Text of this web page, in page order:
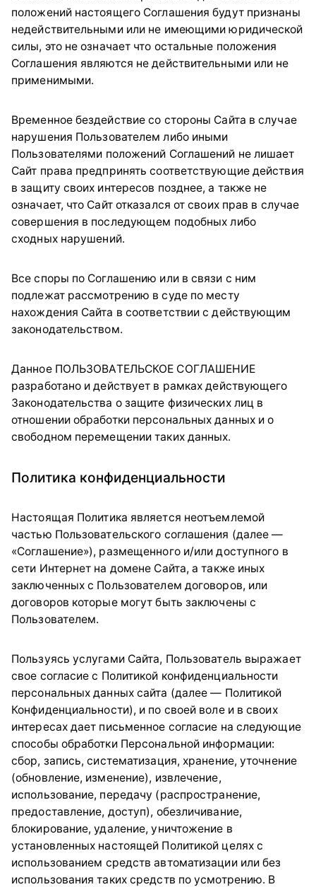
положений настоящего Соглашения будут признаны
недействительными или не имеющими юридической
силы, это не означает что остальные положения
Соглашения являются не действительными или не
применимыми.
Временное бездействие со стороны Сайта в случае
нарушения Пользователем либо иными
Пользователями положений Соглашений не лишает
Сайт права предпринять соответствующие действия
в защиту своих интересов позднее, а также не
означает, что Сайт отказался от своих прав в случае
совершения в последующем подобных либо
сходных нарушений.
Все споры по Соглашению или в связи с ним
подлежат рассмотрению в суде по месту
нахождения Сайта в соответствии с действующим
законодательством.
Данное ПОЛЬЗОВАТЕЛЬСКОЕ СОГЛАШЕНИЕ
разработано и действует в рамках действующего
Законодательства о защите физических лиц в
отношении обработки персональных данных и о
свободном перемещении таких данных.
Политика конфиденциальности
Настоящая Политика является неотъемлемой
частью Пользовательского соглашения (далее —
«Соглашение»), размещенного и/или доступного в
сети Интернет на домене Сайта, а также иных
заключенных с Пользователем договоров, или
договоров которые могут быть заключены с
Пользователем.
Пользуясь услугами Сайта, Пользователь выражает
свое согласие с Политикой конфиденциальности
персональных данных сайта (далее — Политикой
Конфиденциальности), и по своей воле и в своих
интересах дает письменное согласие на следующие
способы обработки Персональной информации:
сбор, запись, систематизация, хранение, уточнение
(обновление, изменение), извлечение,
использование, передачу (распространение,
предоставление, доступ), обезличивание,
блокирование, удаление, уничтожение в
установленных настоящей Политикой целях с
использованием средств автоматизации или без
использования таких средств по усмотрению. В